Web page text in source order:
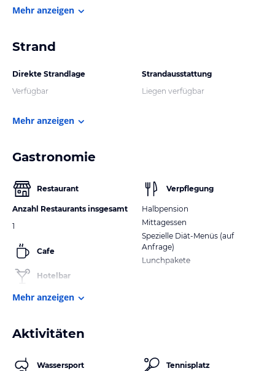
Mehr anzeigen
Strand
Direkte Strandlage
Verfügbar
Strandausstattung
Liegen verfügbar
Mehr anzeigen
Gastronomie
Restaurant
Anzahl Restaurants insgesamt
1
Cafe
Hotelbar
Verpflegung
Halbpension
Mittagessen
Spezielle Diät-Menüs (auf
Anfrage)
Lunchpakete
Mehr anzeigen
Aktivitäten
Wassersport Tennisplatz